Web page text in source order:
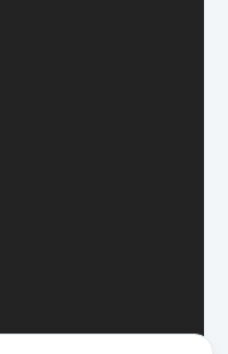
кто хочет
несколько
уровень
Платформа
практики и